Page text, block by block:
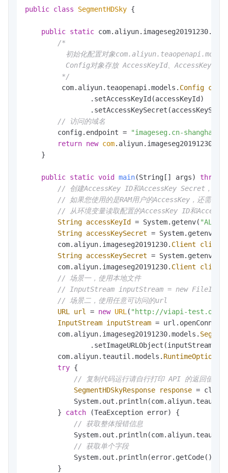
public class SegmentHDSky {
public static
/*
初始化配置对象
Config对象存放 AccessKeyId、
         */
         com.aliyun.teaopenapi.models.
Config
                .setAccessKeyId(accessKeyId)
// 访问的域名
        config.endpoint =
"imageseg.cn-
return new com
    }
public static void main(String[] args) throws
// 创建AccessKey ID和AccessKey Secret，
// 如果您使用的是RAM用户的AccessKey，还
// 从环境变量读取配置的AccessKey ID和
String accessKeyId = System.getenv(
String accessKeySecret = System.getenv(
        com.aliyun.imageseg20191230.
Client
client
String accessKeySecret = System.getenv(
        com.aliyun.imageseg20191230.
Client
client
// 场景一，使用本地文件
// InputStream inputStream = new
// 场景二，使用任意可访问的url
URL
url = new URL ( "http://viapi-test.oss-cn-
InputStream inputStream =
        com.aliyun.imageseg20191230.models.
                .setImageURLObject(inputStream);
        com.aliyun.teautil.models.
RuntimeOptions
try {
// 复制代码运行请自行打印 API 的返回值
SegmentHDSkyResponse
response =
        }
catch (TeaException error) {
// 获取整体报错信息
// 获取单个字段
            System.out.println(error.getCode());
        }